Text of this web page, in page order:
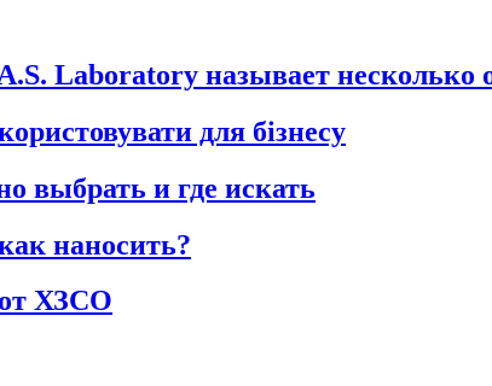
Laboratory называет несколько
для бізнесу
выбрать и где искать
наносить?
от ХЗСО